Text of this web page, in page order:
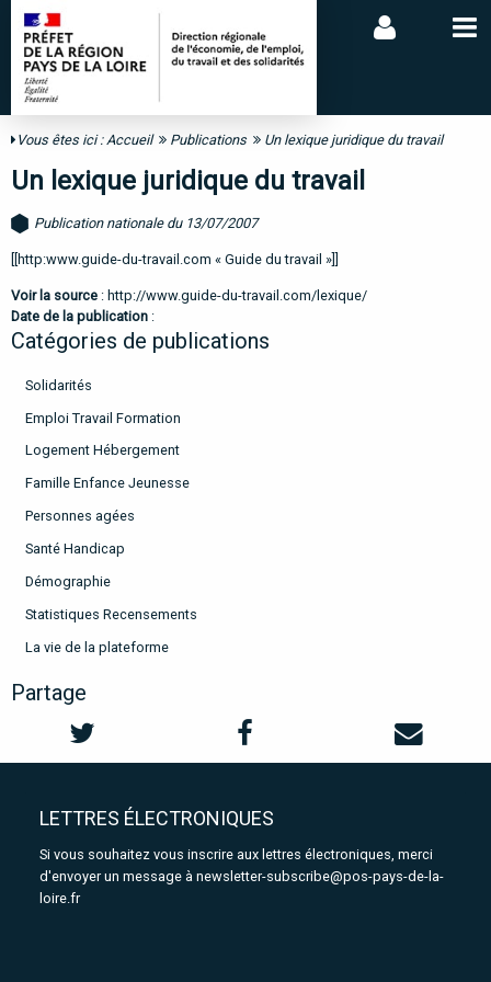
Vous êtes ici :Accueil Publications Un lexique juridique du travail
Un lexique juridique du travail
Publication nationale du 13/07/2007
[[http:www.guide-du-travail.com « Guide du travail »]]
Voir la source : http://www.guide-du-travail.com/lexique/
Date de la publication :
Catégories de publications
Solidarités
Emploi Travail Formation
Logement Hébergement
Famille Enfance Jeunesse
Personnes agées
Santé Handicap
Démographie
Statistiques Recensements
La vie de la plateforme
Partage
LETTRES ÉLECTRONIQUES
Si vous souhaitez vous inscrire aux lettres électroniques, merci
d'envoyer un message à newsletter-subscribe@pos-pays-de-la-
loire.fr